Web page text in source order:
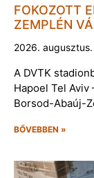
FOKOZOTT
ZEMPLÉN
2026.
A DVTK
Hapoel Tel
Borsod-Abaúj-
BŐVEBBEN »